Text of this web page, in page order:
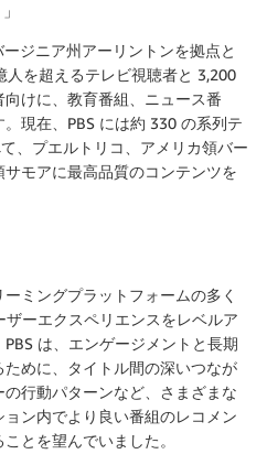
ジニア州アーリントンを拠点と
を超えるテレビ視聴者と 3,200
けに、教育番組、ニュース番
現在、PBS には約 330 の系列テ
、プエルトリコ、アメリカ領バー
モアに最高品質のコンテンツを
ミングプラットフォームの多く
ザーエクスペリエンスをレベルア
は、エンゲージメントと長期
めに、タイトル間の深いつなが
行動パターンなど、さまざまな
ン内でより良い番組のレコメン
とを望んでいました。